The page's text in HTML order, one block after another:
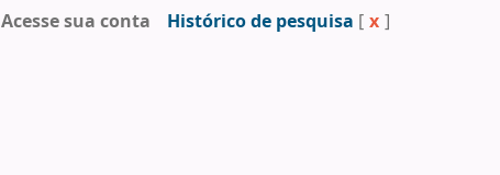
Acesse sua conta Histórico de pesquisa [ x ]